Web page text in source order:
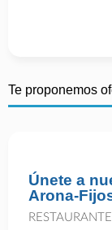
Te proponemos
Únete a
Arona-